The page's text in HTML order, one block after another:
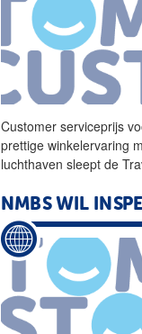
Customer serviceprijs
prettige winkelervaring
luchthaven sleept de
NMBS WIL